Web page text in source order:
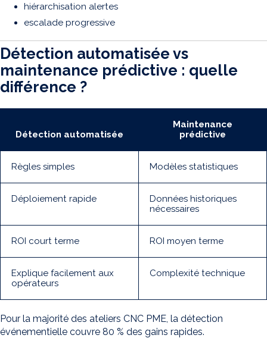
hiérarchisation alertes
escalade progressive
Détection automatisée vs
maintenance prédictive : quelle
différence ?
Détection automatisée
Maintenance
prédictive
Règles simples Modèles statistiques
Déploiement rapide
Données historiques
nécessaires
ROI court terme ROI moyen terme
Explique facilement aux
opérateurs
Complexité technique
Pour la majorité des ateliers CNC PME, la détection
événementielle couvre 80 % des gains rapides.